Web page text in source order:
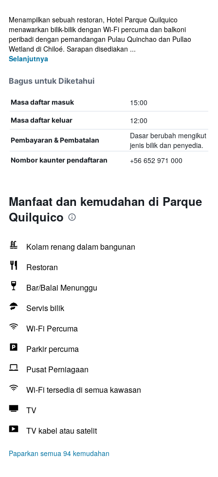
Menampilkan sebuah restoran, Hotel Parque Quilquico
menawarkan bilik-bilik dengan Wi-Fi percuma dan balkoni
peribadi dengan pemandangan Pulau Quinchao dan Pullao
Wetland di Chiloé. Sarapan disediakan ...
Selanjutnya
Bagus untuk Diketahui
Masa daftar masuk 15:00
Masa daftar keluar 12:00
Pembayaran & Pembatalan
Dasar berubah mengikut
jenis bilik dan penyedia.
Nombor kaunter pendaftaran +56 652 971 000
Manfaat dan kemudahan di Parque
Quilquico
Kolam renang dalam bangunan
Restoran
Bar/Balai Menunggu
Servis bilik
Wi-Fi Percuma
Parkir percuma
Pusat Perniagaan
Wi-Fi tersedia di semua kawasan
TV
TV kabel atau satelit
Paparkan semua 94 kemudahan